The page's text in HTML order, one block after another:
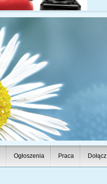
Ogłoszenia Praca